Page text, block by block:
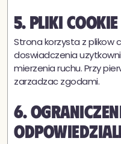
5. Pliki cookie
Strona korzysta z plikow
doswiadczenia
mierzenia ruchu. Przy
zarzadzac zgodami.
6.